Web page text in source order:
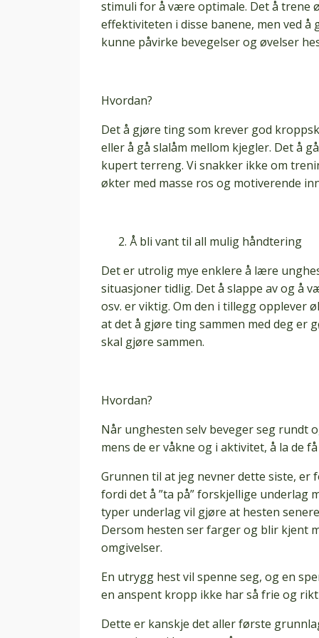
stimuli for å være optimale. Det å trene
effektiviteten i disse banene, men ved
kunne påvirke bevegelser og øvelser
Hvordan?
Det å gjøre ting som krever god
eller å gå slalåm mellom kjegler. Det å
kupert terreng. Vi snakker ikke om
økter med masse ros og motiverende
Å bli vant til all mulig håndtering
Det er utrolig mye enklere å lære
situasjoner tidlig. Det å slappe av og å
osv. er viktig. Om den i tillegg opplever
at det å gjøre ting sammen med deg er
skal gjøre sammen.
Hvordan?
Når unghesten selv beveger seg rundt
mens de er våkne og i aktivitet, å la de
Grunnen til at jeg nevner dette siste, er
fordi det å ”ta på” forskjellige underlag
typer underlag vil gjøre at hesten
Dersom hesten ser farger og blir kjent
omgivelser.
En utrygg hest vil spenne seg, og en
en anspent kropp ikke har så frie og
Dette er kanskje det aller første